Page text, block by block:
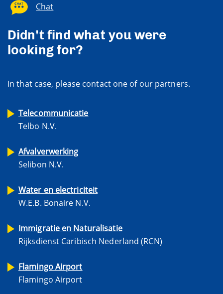
Chat
Didn't find what you were
looking for?
In that case, please contact one of our partners.
Telecommunicatie
Telbo N.V.
Afvalverwerking
Selibon N.V.
Water en electriciteit
W.E.B. Bonaire N.V.
Immigratie en Naturalisatie
Rijksdienst Caribisch Nederland (RCN)
Flamingo Airport
Flamingo Airport